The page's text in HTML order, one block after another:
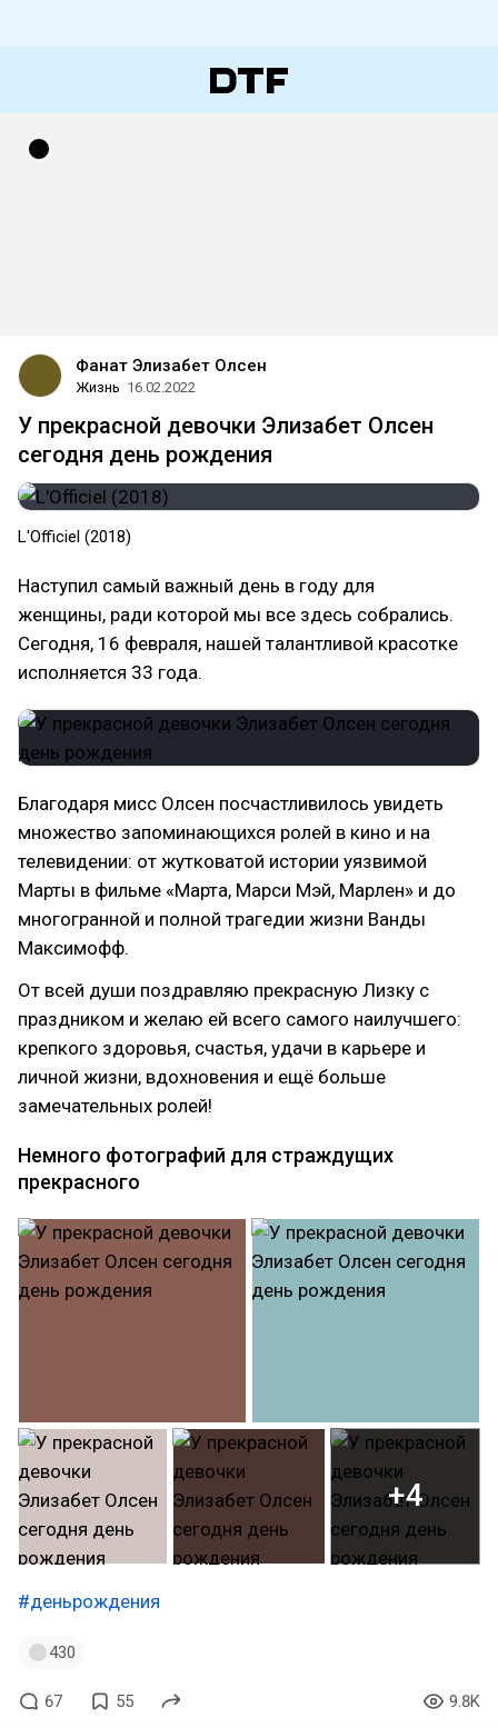
Фанат Элизабет Олсен
Жизнь 16.02.2022
У прекрасной девочки Элизабет Олсен
сегодня день рождения
L'Officiel (2018)
Наступил самый важный день в году для
женщины, ради которой мы все здесь собрались.
Сегодня, 16 февраля, нашей талантливой красотке
исполняется 33 года.
Благодаря мисс Олсен посчастливилось увидеть
множество запоминающихся ролей в кино и на
телевидении: от жутковатой истории уязвимой
Марты в фильме «Марта, Марси Мэй, Марлен» и до
многогранной и полной трагедии жизни Ванды
Максимофф.
От всей души поздравляю прекрасную Лизку с
праздником и желаю ей всего самого наилучшего:
крепкого здоровья, счастья, удачи в карьере и
личной жизни, вдохновения и ещё больше
замечательных ролей!
Немного фотографий для страждущих
прекрасного
+4
#деньрождения
430
67 55 9.8K